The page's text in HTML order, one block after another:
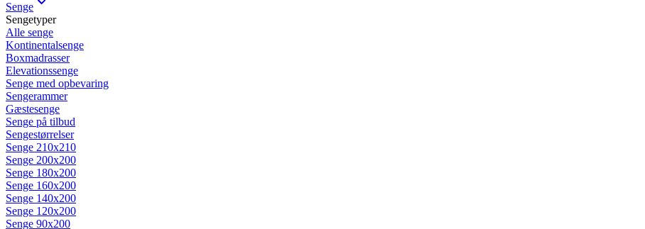
Senge
Sengetyper
Alle senge
Kontinentalsenge
Boxmadrasser
Elevationssenge
Senge med opbevaring
Sengerammer
Gæstesenge
Senge på tilbud
Sengestørrelser
Senge 210x210
Senge 200x200
Senge 180x200
Senge 160x200
Senge 140x200
Senge 120x200
Senge 90x200